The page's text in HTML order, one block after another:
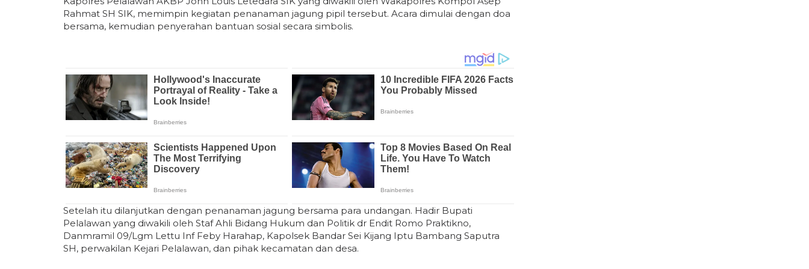
Rahmat SH SIK, memimpin kegiatan penanaman jagung pipil tersebut. Acara dimulai dengan doa
bersama, kemudian penyerahan bantuan sosial secara simbolis.
Setelah itu dilanjutkan dengan penanaman jagung bersama para undangan. Hadir Bupati
Pelalawan yang diwakili oleh Staf Ahli Bidang Hukum dan Politik dr Endit Romo Praktikno,
Danmramil 09/Lgm Lettu Inf Feby Harahap, Kapolsek Bandar Sei Kijang Iptu Bambang Saputra
SH, perwakilan Kejari Pelalawan, dan pihak kecamatan dan desa.